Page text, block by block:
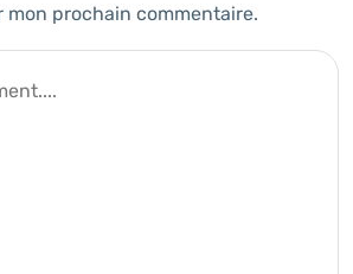
mon prochain commentaire.